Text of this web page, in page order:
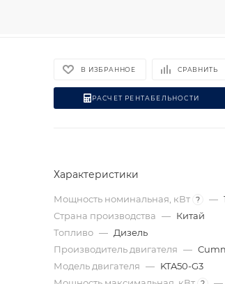
В ИЗБРАННОЕ СРАВНИТЬ
РАСЧЕТ РЕНТАБЕЛЬНОСТИ
Характеристики
Мощность номинальная, кВт ? —
Страна производства — Китай
Топливо — Дизель
Производитель двигателя —
Модель двигателя — KTA50-G3